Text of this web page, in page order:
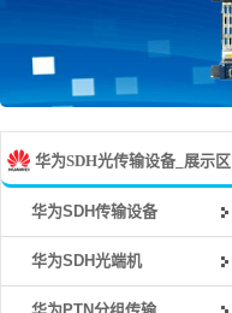
华为SDH光传输设备_展示区
华为SDH传输设备
华为SDH光端机